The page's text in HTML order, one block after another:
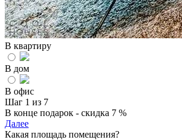
В квартиру
В дом
В офис
Шаг 1 из 7
В конце подарок - скидка 7 %
Далее
Какая площадь помещения?